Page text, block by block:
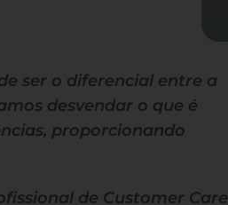
ser o diferencial entre a
desvendar o que é
proporcionando
de Customer Care